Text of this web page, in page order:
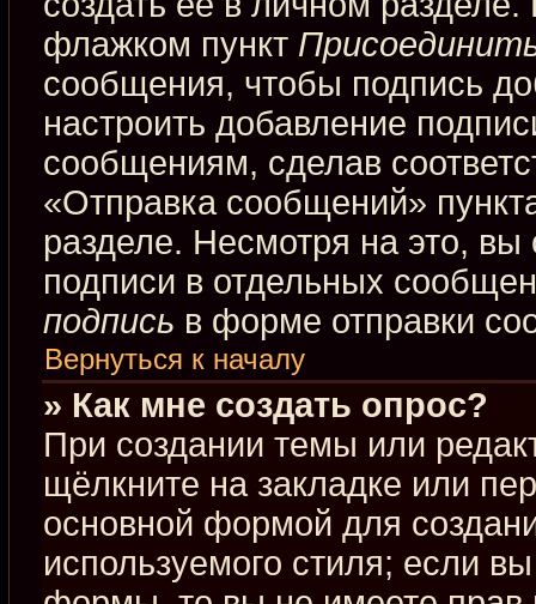
флажком пункт
сообщения, чтобы подпись
настроить добавление
сообщениям, сделав
«Отправка сообщений»
разделе. Несмотря на это,
подписи в отдельных
подпись в форме отправки
Вернуться к началу
» Как мне создать опрос?
При создании темы или
щёлкните на закладке или
основной формой для
используемого стиля; если